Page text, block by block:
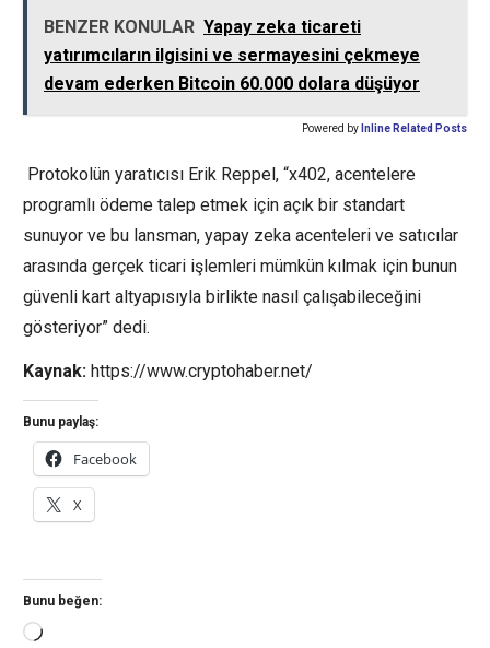
BENZER KONULAR Yapay zeka ticareti
yatırımcıların ilgisini ve sermayesini çekmeye
devam ederken Bitcoin 60.000 dolara düşüyor
Powered by Inline Related Posts
Protokolün yaratıcısı Erik Reppel, “x402, acentelere
programlı ödeme talep etmek için açık bir standart
sunuyor ve bu lansman, yapay zeka acenteleri ve satıcılar
arasında gerçek ticari işlemleri mümkün kılmak için bunun
güvenli kart altyapısıyla birlikte nasıl çalışabileceğini
gösteriyor” dedi.
Kaynak: https://www.cryptohaber.net/
Bunu paylaş:
Facebook
X
Bunu beğen:
Yükleniyor...